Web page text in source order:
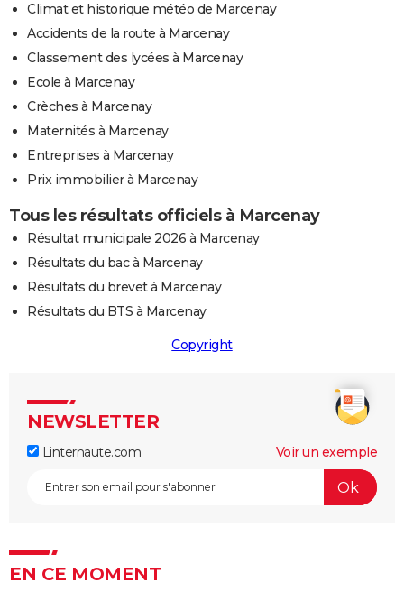
Climat et historique météo de Marcenay
Accidents de la route à Marcenay
Classement des lycées à Marcenay
Ecole à Marcenay
Crèches à Marcenay
Maternités à Marcenay
Entreprises à Marcenay
Prix immobilier à Marcenay
Tous les résultats officiels à Marcenay
Résultat municipale 2026 à Marcenay
Résultats du bac à Marcenay
Résultats du brevet à Marcenay
Résultats du BTS à Marcenay
Copyright
NEWSLETTER
Linternaute.com Voir un exemple
EN CE MOMENT